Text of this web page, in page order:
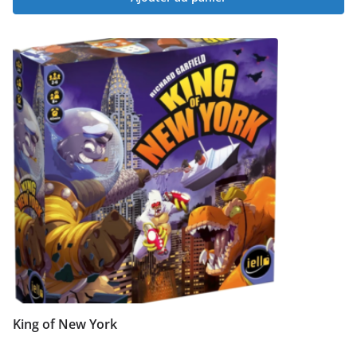
King of New York